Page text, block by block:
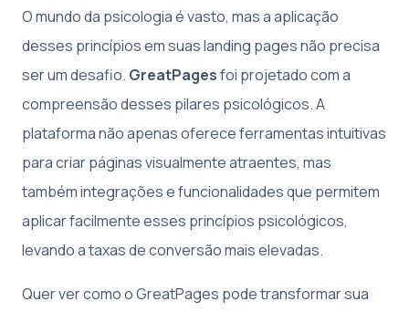
O mundo da psicologia é vasto, mas a aplicação
desses princípios em suas landing pages não precisa
ser um desafio. GreatPagesfoi projetado com a
compreensão desses pilares psicológicos. A
plataforma não apenas oferece ferramentas intuitivas
para criar páginas visualmente atraentes, mas
também integrações e funcionalidades que permitem
aplicar facilmente esses princípios psicológicos,
levando a taxas de conversão mais elevadas.
Quer ver como o GreatPages pode transformar sua